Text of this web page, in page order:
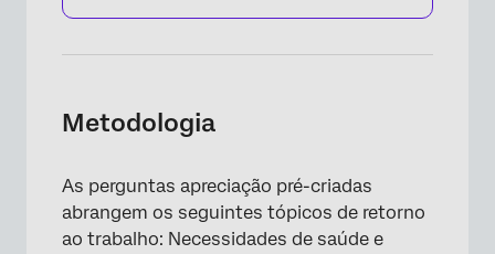
Metodologia
As perguntas apreciação pré-criadas
abrangem os seguintes tópicos de retorno
ao trabalho: Necessidades de saúde e